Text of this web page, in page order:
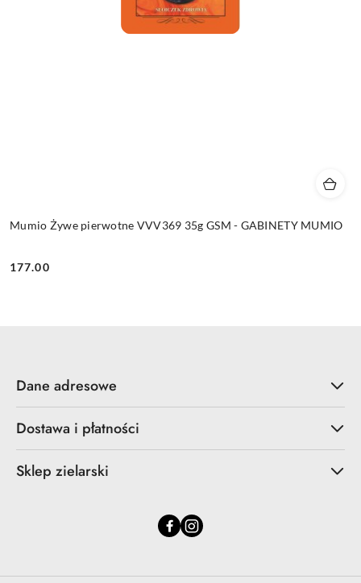
Mumio Żywe pierwotne VVV369 35g GSM - GABINETY MUMIO
Cena:
177.00
Dane adresowe
Dostawa i płatności
Sklep zielarski